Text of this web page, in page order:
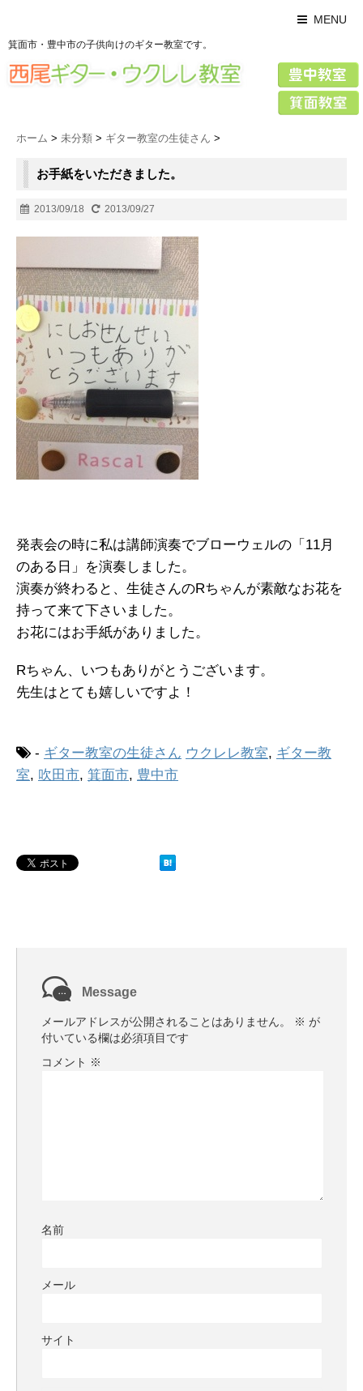
MENU
箕面市・豊中市の子供向けのギター教室です。
ホーム > 未分類 > ギター教室の生徒さん >
お手紙をいただきました。
2013/09/18 2013/09/27
発表会の時に私は講師演奏でブローウェルの「11月
のある日」を演奏しました。
演奏が終わると、生徒さんのRちゃんが素敵なお花を
持って来て下さいました。
お花にはお手紙がありました。
Rちゃん、いつもありがとうございます。
先生はとても嬉しいですよ！
- ギター教室の生徒さん ウクレレ教室, ギター教
室, 吹田市, 箕面市, 豊中市
Message
メールアドレスが公開されることはありません。 ※ が
付いている欄は必須項目です
コメント ※
名前
メール
サイト